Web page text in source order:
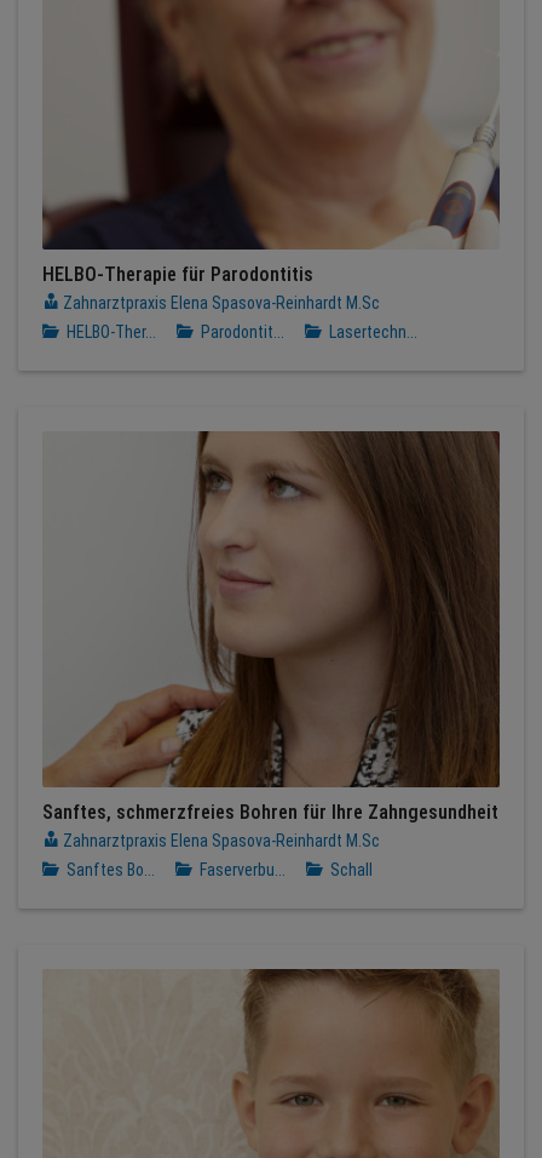
HELBO-Therapie für Parodontitis
Zahnarztpraxis Elena Spasova-Reinhardt M.Sc
HELBO-Ther...
Parodontit... Lasertechn...
Sanftes, schmerzfreies Bohren für Ihre Zahngesundheit
Zahnarztpraxis Elena Spasova-Reinhardt M.Sc
Sanftes Bo...
Faserverbu... Schall